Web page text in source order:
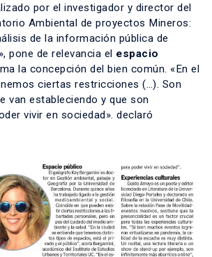
por el investigador y director del
Ambiental de proyectos Mineros:
de la información pública de
pone de relevancia el espacio
la concepción del bien común. «En el
ciertas restricciones (…). Son
van estableciendo y que son
vivir en sociedad». declaró